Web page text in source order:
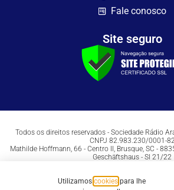
Fale conosco
Site seguro
Todos os direitos reservados - Sociedade Rádio
CNPJ 82.983.230/0001-82
Mathilde Hoffmann, 66 - Centro II, Brusque, SC -
Geschäftshaus - Sl 21/22
Copyright © 2026 | Rádio
Utilizamos cookies para lhe